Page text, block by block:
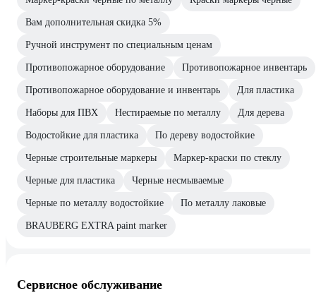
Вам дополнительная скидка 5%
Ручной инструмент по специальным ценам
Противопожарное оборудование Противопожарное инвентарь
Противопожарное оборудование и инвентарь Для пластика
Наборы для ПВХ Нестираемые по металлу Для дерева
Водостойкие для пластика По дереву водостойкие
Черные строительные маркеры Маркер-краски по стеклу
Черные для пластика Черные несмываемые
Черные по металлу водостойкие По металлу лаковые
BRAUBERG EXTRA paint marker
Сервисное обслуживание